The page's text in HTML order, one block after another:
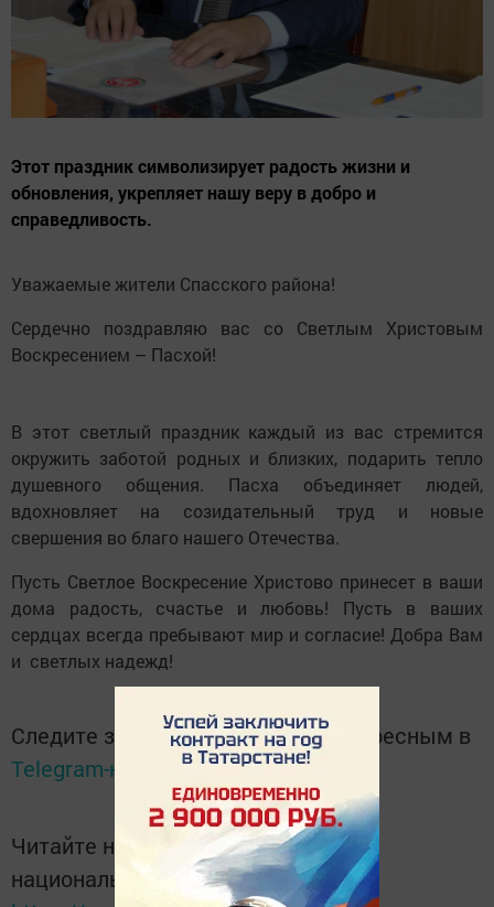
Этот праздник символизирует радость жизни и
обновления, укрепляет нашу веру в добро и
справедливость.
Уважаемые жители Спасского района!
Сердечно поздравляю вас со Светлым Христовым
Воскресением – Пасхой!
В этот светлый праздник каждый из вас стремится
окружить заботой родных и близких, подарить тепло
душевного общения. Пасха объединяет людей,
вдохновляет на созидательный труд и новые
свершения во благо нашего Отечества.
Пусть Светлое Воскресение Христово принесет в ваши
дома радость, счастье и любовь! Пусть в ваших
сердцах всегда пребывают мир и согласие! Добра Вам
и светлых надежд!
Следите за самым важным и интересным в
Telegram-канале
Татмедиа
Читайте новости Татарстана в
национальном мессенджере MАХ: